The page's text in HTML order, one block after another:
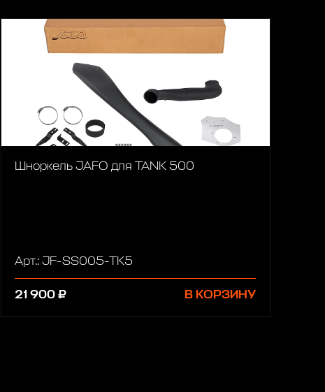
Шноркель JAFO для TANK 500
Арт.: JF-SS005-TK5
21 900 ₽ В КОРЗИНУ